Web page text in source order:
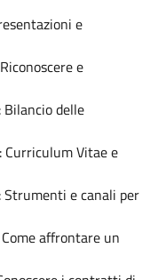
e
e
delle
Curriculum Vitae e
e canali per
affrontare un